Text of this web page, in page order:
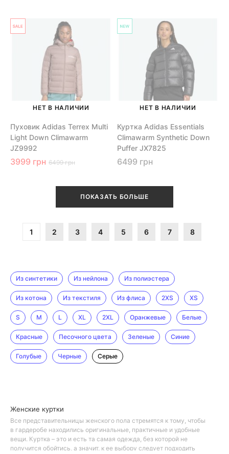
НЕТ В НАЛИЧИИ
Пуховик Adidas Terrex Multi
Light Down Climawarm
JZ9992
3999 грн 6499 грн
НЕТ В НАЛИЧИИ
Куртка Adidas Essentials
Climawarm Synthetic Down
Puffer JX7825
6499 грн
ПОКАЗАТЬ БОЛЬШЕ
1 2 3 4 5 6 7 8
Из синтетики Из нейлона Из полиэстера
Из котона Из текстиля Из флиса 2XS XS
S M L XL 2XL Оранжевые Белые
Красные Песочного цвета Зеленые Синие
Голубые Черные Серые
Женские куртки
Все представительницы женского пола стремятся к тому, чтобы
в гардеробе находились оригинальные, практичные и удобные
вещи. Куртка – это и есть та самая одежда, без которой не
получится обойтись, а значит, к ее выбору следует подходить